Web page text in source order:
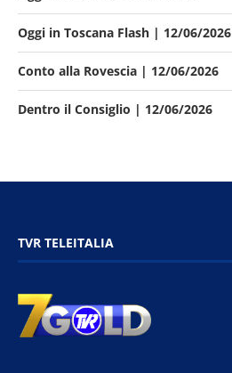
Oggi in Toscana Flash | 12/06/2026
Conto alla Rovescia | 12/06/2026
Dentro il Consiglio | 12/06/2026
TVR TELEITALIA